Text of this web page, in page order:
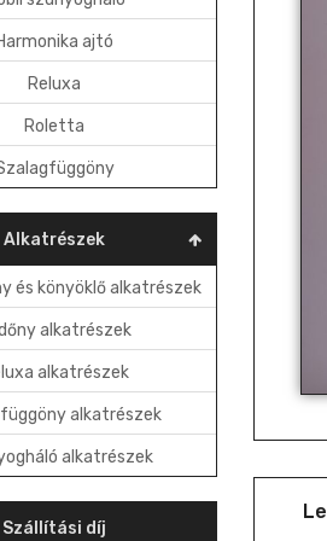
ajtó
Reluxa
Roletta
Alkatrészek
és könyöklő alkatrészek
alkatrészek
alkatrészek
alkatrészek
alkatrészek
Szállítási díj